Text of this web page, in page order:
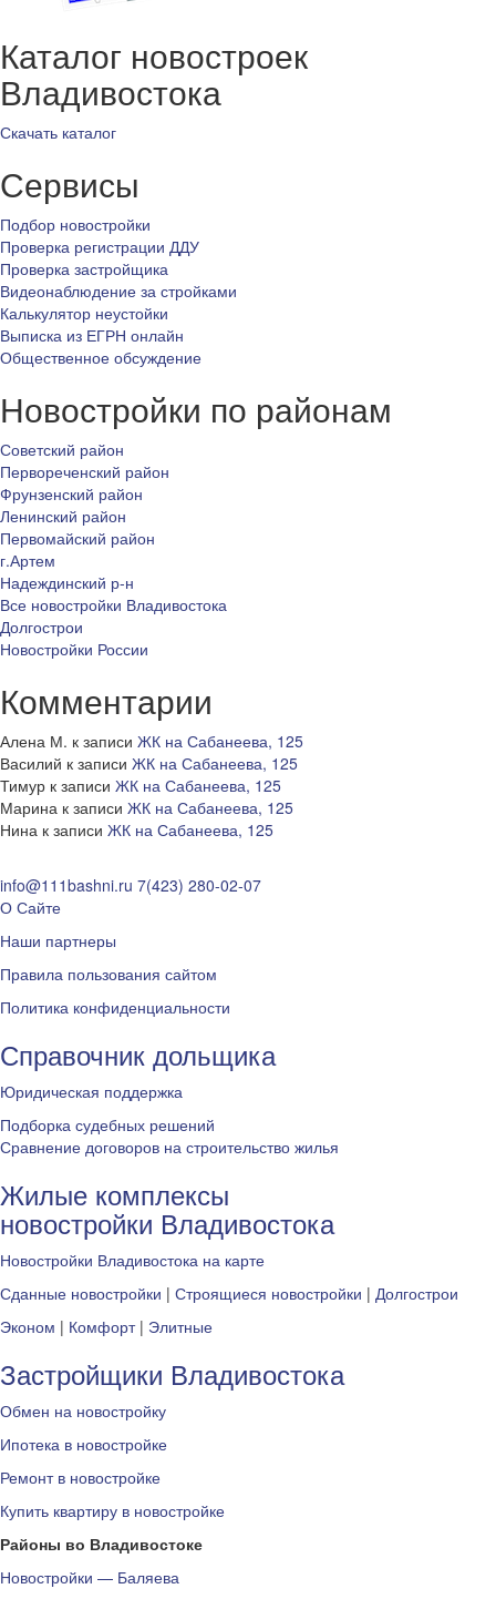
Каталог новостроек
Владивостока
Скачать каталог
Сервисы
Подбор новостройки
Проверка регистрации ДДУ
Проверка застройщика
Видеонаблюдение за стройками
Калькулятор неустойки
Выписка из ЕГРН онлайн
Общественное обсуждение
Новостройки по районам
Советский район
Первореченский район
Фрунзенский район
Ленинский район
Первомайский район
г.Артем
Надеждинский р-н
Все новостройки Владивостока
Долгострои
Новостройки России
Комментарии
Алена М. к записи ЖК на Сабанеева, 125
Василий к записи ЖК на Сабанеева, 125
Тимур к записи ЖК на Сабанеева, 125
Марина к записи ЖК на Сабанеева, 125
Нина к записи ЖК на Сабанеева, 125
info@111bashni.ru 7(423) 280-02-07
О Сайте
Наши партнеры
Правила пользования сайтом
Политика конфиденциальности
Справочник дольщика
Юридическая поддержка
Подборка судебных решений
Сравнение договоров на строительство жилья
Жилые комплексы
новостройки Владивостока
Новостройки Владивостока на карте
Сданные новостройки | Строящиеся новостройки | Долгострои
Эконом | Комфорт| Элитные
Застройщики Владивостока
Обмен на новостройку
Ипотека в новостройке
Ремонт в новостройке
Купить квартиру в новостройке
Районы во Владивостоке
Новостройки — Баляева